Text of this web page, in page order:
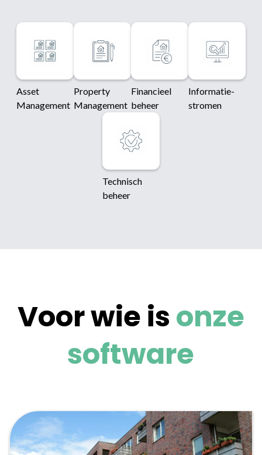
Asset
Management
Property
Management
Financieel
beheer
Informatie-
stromen
Technisch
beheer
Voor wie isonze
software